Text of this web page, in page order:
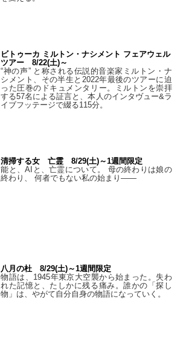
ビトゥーカ ミルトン・ナシメント フェアウェル
ツアー 8/22(土)～
“神の声” と称される伝説的音楽家ミルトン・ナ
シメント、その半生と2022年最後のツアーに迫
った圧巻のドキュメンタリー。ミルトンを崇拝
する57名による証言と、本人のインタヴュー&ラ
イブフッテージで綴る115分。
清掃する女 亡霊 8/29(土)～1週間限定
能と、AIと、亡霊について。 母の終わりは娘の
終わり、 何者でもない私の始まり――
八月の杜 8/29(土)～1週間限定
物語は、1945年東京大空襲から始まった。失わ
れた記憶と、たしかに残る痛み。誰かの「探し
物」は、やがて自分自身の物語になっていく。